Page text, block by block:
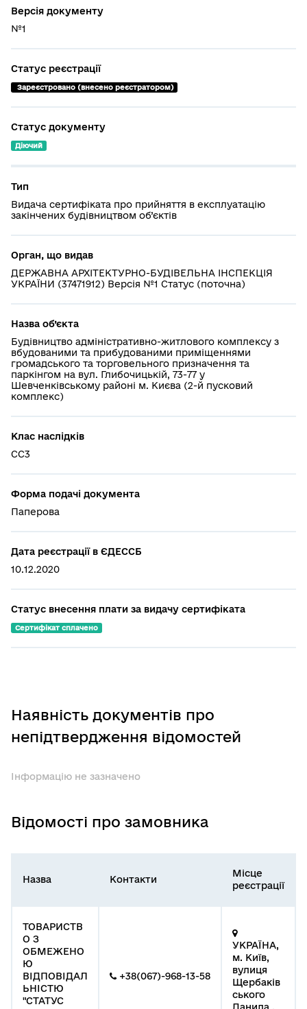
Версія документу
№1
Статус реєстрації
Зареєстровано (внесено реєстратором)
Статус документу
Діючий
Тип
Видача сертифіката про прийняття в експлуатацію
закінчених будівництвом об’єктів
Орган, що видав
ДЕРЖАВНА АРХІТЕКТУРНО-БУДІВЕЛЬНА ІНСПЕКЦІЯ
УКРАЇНИ (37471912) Версія №1 Статус (поточна)
Назва об’єкта
Будівництво адміністративно-житлового комплексу з
вбудованими та прибудованими приміщеннями
громадського та торговельного призначення та
паркінгом на вул. Глибочицькій, 73-77 у
Шевченківському районі м. Києва (2-й пусковий
комплекс)
Клас наслідків
СС3
Форма подачі документа
Паперова
Дата реєстрації в ЄДЕССБ
10.12.2020
Статус внесення плати за видачу сертифіката
Сертифікат сплачено
Наявність документів про
непідтвердження відомостей
Інформацію не зазначено
Відомості про замовника
Назва Контакти
Місце
реєстрації
ТОВАРИСТВ
О З
ОБМЕЖЕНО
Ю
ВІДПОВІДАЛ
ЬНІСТЮ
"СТАТУС
+38(067)-968-13-58
УКРАЇНА,
м. Київ,
вулиця
Щербаків
ського
Данила ,